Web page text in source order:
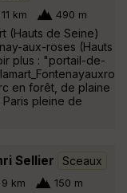
11 km 490 m
(Hauts de Seine)
aux-roses (Hauts
plus : "portail-de-
en forêt, de plaine
pleine de
Sellier Sceaux
9 km 150 m